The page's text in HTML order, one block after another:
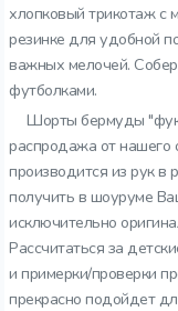
хлопковый трикотаж с
резинке для удобной
важных мелочей.
футболками.
Шорты бермуды
распродажа от нашего
производится из рук в
получить в шоуруме
исключительно
Рассчитаться за
и примерки/проверки
прекрасно подойдет